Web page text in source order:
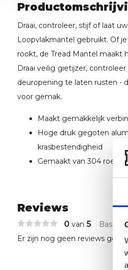
Draai, controleer, stijf of laat
Loopvlakmantel gebruikt. Of je
rookt, de Tread Mantel maakt
Draai veilig gietijzer,
deuropening te laten rusten -
voor gemak.
Maakt gemakkelijk
Hoge druk gegoten
krasbestendigheid
Gemaakt van 304
Reviews
0 van 5 Based
Er zijn nog geen reviews